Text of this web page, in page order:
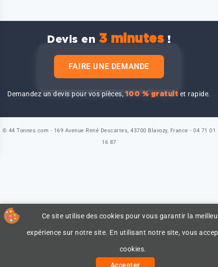
Devis en 3 minutes !
FAIRE UNE DEMANDE
Demandez un devis pour vos pièces,100 % gratuit et rapide.
Ce site utilise des cookies pour vous garantir la
expérience sur notre site. En utilisant notre site, vous
cookies.
Accepter
© 44 Tonnes.com - 169 Avenue René Descartes, 43700 Blavozy, France - 04 71 01
16 87